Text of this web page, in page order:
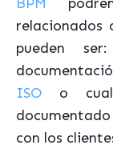
relacionados
pueden
ISO o
con los